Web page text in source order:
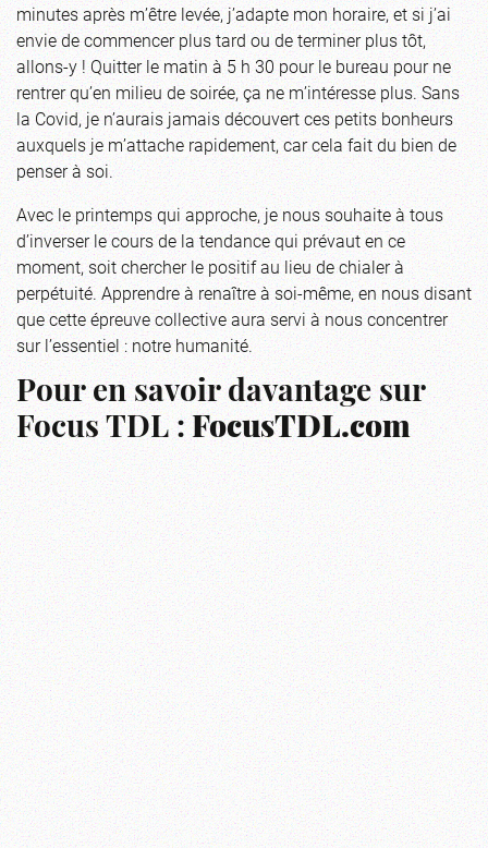
minutes après m’être levée, j’adapte mon horaire, et si j’ai
envie de commencer plus tard ou de terminer plus tôt,
allons-y ! Quitter le matin à 5 h 30 pour le bureau pour ne
rentrer qu’en milieu de soirée, ça ne m’intéresse plus. Sans
la Covid, je n’aurais jamais découvert ces petits bonheurs
auxquels je m’attache rapidement, car cela fait du bien de
penser à soi.
Avec le printemps qui approche, je nous souhaite à tous
d’inverser le cours de la tendance qui prévaut en ce
moment, soit chercher le positif au lieu de chialer à
perpétuité. Apprendre à renaître à soi-même, en nous disant
que cette épreuve collective aura servi à nous concentrer
sur l’essentiel : notre humanité.
Pour en savoir davantage sur
Focus TDL : FocusTDL.com